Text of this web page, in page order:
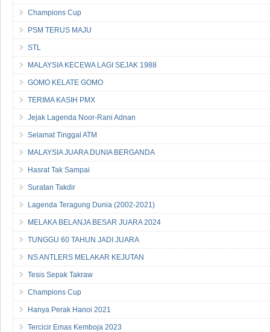
Champions Cup
PSM TERUS MAJU
STL
MALAYSIA KECEWA LAGI SEJAK 1988
GOMO KELATE GOMO
TERIMA KASIH PMX
Jejak Lagenda Noor-Rani Adnan
Selamat Tinggal ATM
MALAYSIA JUARA DUNIA BERGANDA
Hasrat Tak Sampai
Suratan Takdir
Lagenda Teragung Dunia (2002-2021)
MELAKA BELANJA BESAR JUARA 2024
TUNGGU 60 TAHUN JADI JUARA
NS ANTLERS MELAKAR KEJUTAN
Tesis Sepak Takraw
Champions Cup
Hanya Perak Hanoi 2021
Tercicir Emas Kemboja 2023